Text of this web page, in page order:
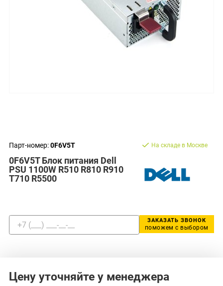
Парт-номер:0F6V5T
0F6V5T Блок питания Dell
PSU 1100W R510 R810 R910
T710 R5500
На складе в Москве
ЗАКАЗАТЬ ЗВОНОК
поможем с выбором
Цену уточняйте у менеджера